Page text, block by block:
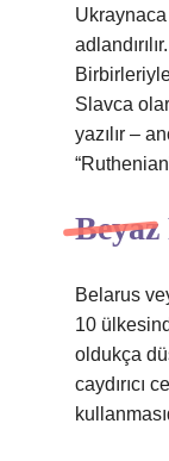
Slavca
yazılır –
Belarus
10
oldukça
caydırıcı